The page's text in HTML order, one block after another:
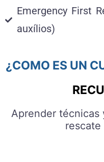
Emergency First
auxílios)
¿COMO ES UN
Aprender técnicas
rescate